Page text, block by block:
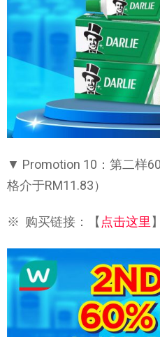
▼ Promotion 10：第二样
格介于RM11.83）
※ 购买链接：【 点击这里 】